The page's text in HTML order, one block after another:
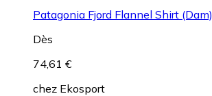
Patagonia Fjord Flannel Shirt (Dam)
Dès
74,61 €
chez Ekosport